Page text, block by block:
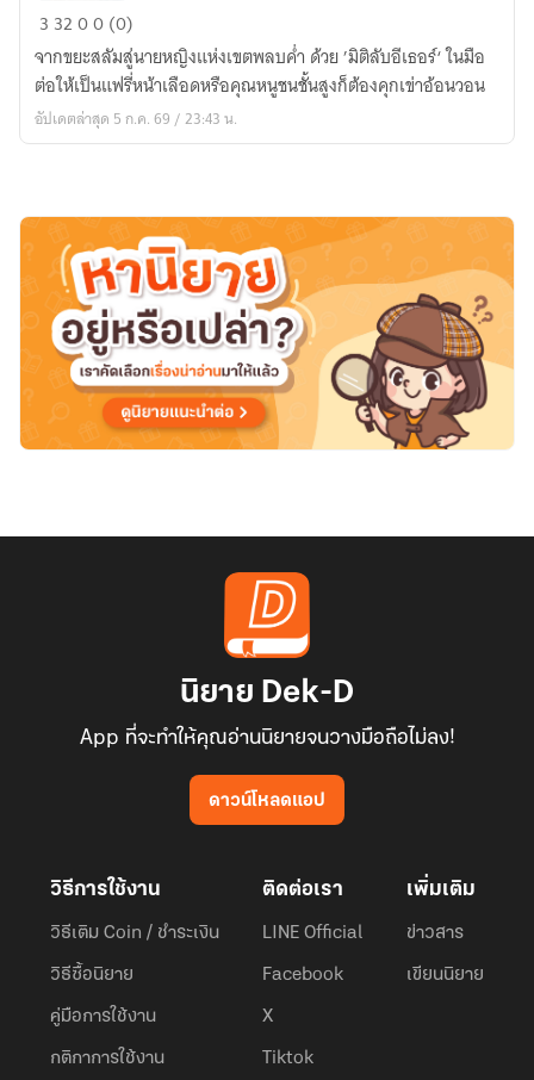
นาย
แห่ง
เขต
พลบค่ำ
3 3200 (0)
จากขยะสลัมสู่นายหญิงแห่งเขตพลบค่ำ ด้วย ’มิติลับอีเธอร์‘ ในมือ
ต่อให้เป็นแฟรี่หน้าเลือดหรือคุณหนูชนชั้นสูงก็ต้องคุกเข่าอ้อนวอน
อัปเดตล่าสุด 5 ก.ค. 69 / 23:43 น.
นิยาย Dek-D
App ที่จะทำให้คุณอ่านนิยายจนวางมือถือไม่ลง!
ดาวน์โหลดแอป
วิธีการใช้งาน
วิธีเติม Coin / ชำระเงิน
วิธีซื้อนิยาย
คู่มือการใช้งาน
กติกาการใช้งาน
ติดต่อเรา
LINE Official
Facebook
X
Tiktok
เพิ่มเติม
ข่าวสาร
เขียนนิยาย